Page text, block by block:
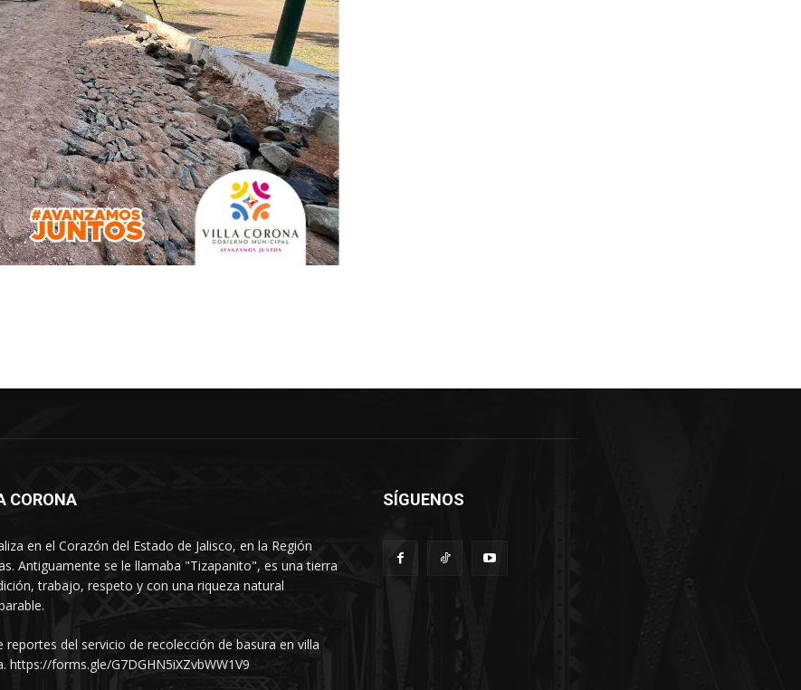
CORONA
en el Corazón del Estado de Jalisco, en la Región
Antiguamente se le llamaba "Tizapanito", es una tierra
trabajo, respeto y con una riqueza natural
reportes del servicio de recolección de basura en villa
https://forms.gle/G7DGHN5iXZvbWW1V9
SÍGUENOS